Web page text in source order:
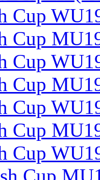
Cup
Cup
Cup
Cup
Cup
Cup
Cup
Cup